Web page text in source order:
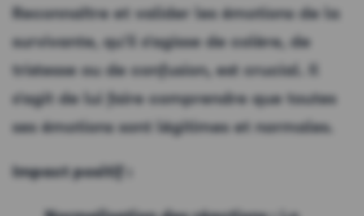
Reconnaître et valider les émotions de la
survivante, qu'il s'agisse de colère, de
tristesse ou de confusion, est crucial. Il
s'agit de lui faire comprendre que toutes
ses émotions sont légitimes et normales.
Impact positif :